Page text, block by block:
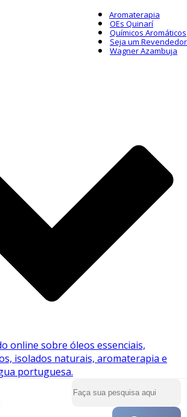
Aromaterapia
OEs Quinarí
Químicos Aromáticos
Seja um Revendedor
Wagner Azambuja